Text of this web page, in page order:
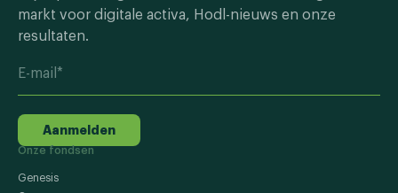
markt voor digitale activa, Hodl-nieuws en onze
resultaten.
Aanmelden
Onze fondsen
Genesis